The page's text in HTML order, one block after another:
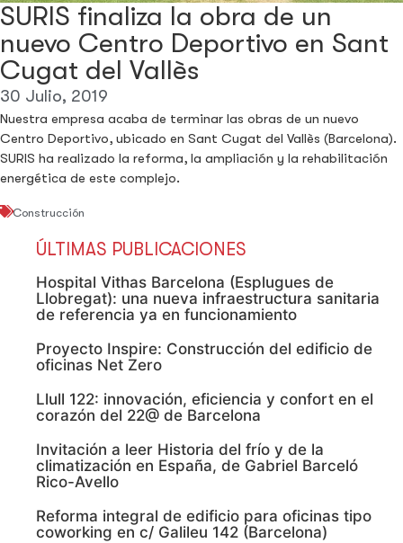
SURIS finaliza la obra de un
nuevo Centro Deportivo en Sant
Cugat del Vallès
30 Julio, 2019
Nuestra empresa acaba de terminar las obras de un nuevo
Centro Deportivo, ubicado en Sant Cugat del Vallès (Barcelona).
SURIS ha realizado la reforma, la ampliación y la rehabilitación
energética de este complejo.
Construcción
ÚLTIMAS PUBLICACIONES
Hospital Vithas Barcelona (Esplugues de
Llobregat): una nueva infraestructura sanitaria
de referencia ya en funcionamiento
Proyecto Inspire: Construcción del edificio de
oficinas Net Zero
Llull 122: innovación, eficiencia y confort en el
corazón del 22@ de Barcelona
Invitación a leer Historia del frío y de la
climatización en España, de Gabriel Barceló
Rico-Avello
Reforma integral de edificio para oficinas tipo
coworking en c/ Galileu 142 (Barcelona)